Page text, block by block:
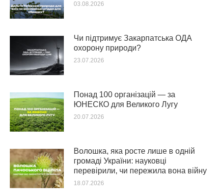
03.08.2026
Чи підтримує Закарпатська ОДА
охорону природи?
23.07.2026
Понад 100 організацій — за
ЮНЕСКО для Великого Лугу
20.07.2026
Волошка, яка росте лише в одній
громаді України: науковці
перевірили, чи пережила вона війну
18.07.2026